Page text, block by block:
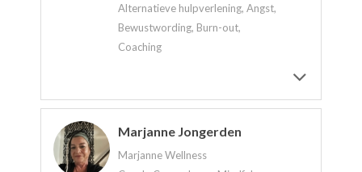
Alternatieve hulpverlening, Angst,
Bewustwording, Burn-out,
Coaching
Marjanne Jongerden
Marjanne Wellness